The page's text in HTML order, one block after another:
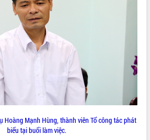
Hoàng Mạnh Hùng, thành viên Tổ công tác phát
biểu tại buổi làm việc.